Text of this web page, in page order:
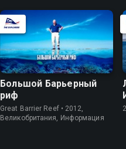
Большой Барьерный
риф
Great Barrier Reef • 2012,
Великобритания, Информация